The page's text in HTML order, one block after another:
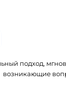
подход,
возникающие